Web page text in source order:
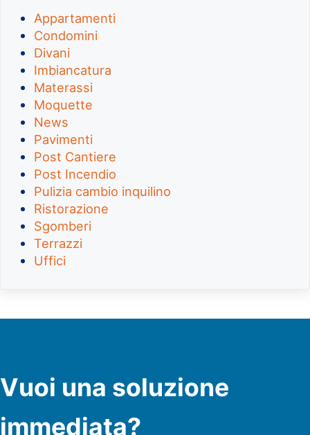
Appartamenti
Condomini
Divani
Imbiancatura
Materassi
Moquette
News
Pavimenti
Post Cantiere
Post Incendio
Pulizia cambio inquilino
Ristorazione
Sgomberi
Terrazzi
Uffici
Vuoi una soluzione
immediata?